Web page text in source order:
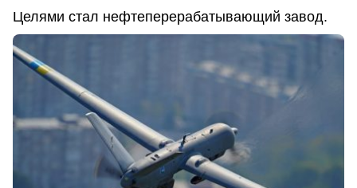
Целями стал нефтеперерабатывающий завод.